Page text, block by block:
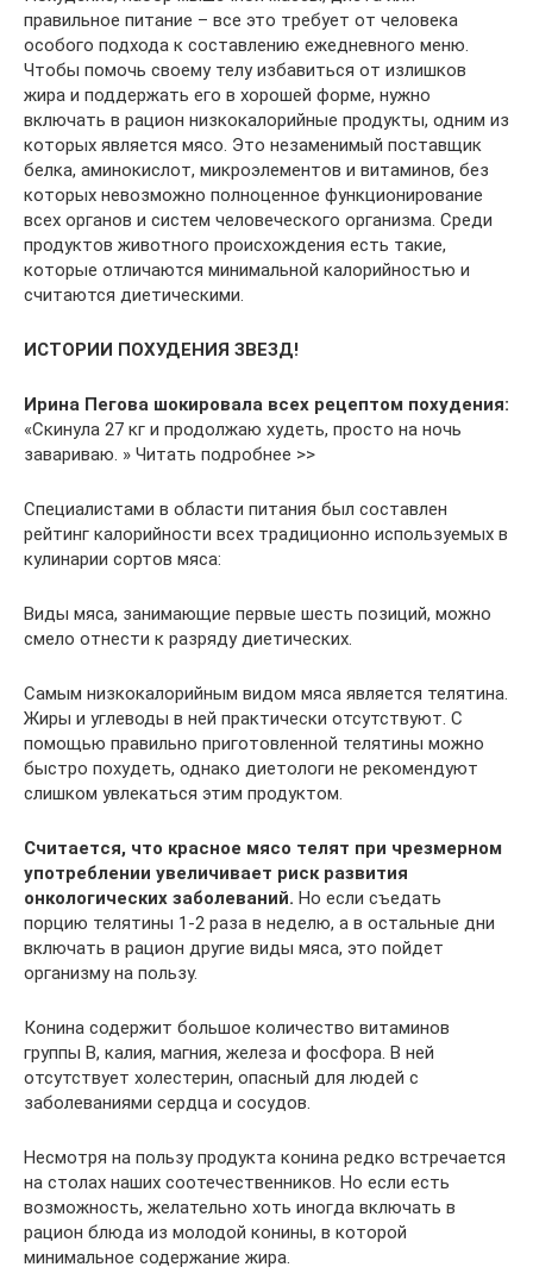
правильное питание – все это требует от человека
особого подхода к составлению ежедневного меню.
Чтобы помочь своему телу избавиться от излишков
жира и поддержать его в хорошей форме, нужно
включать в рацион низкокалорийные продукты, одним из
которых является мясо. Это незаменимый поставщик
белка, аминокислот, микроэлементов и витаминов, без
которых невозможно полноценное функционирование
всех органов и систем человеческого организма. Среди
продуктов животного происхождения есть такие,
которые отличаются минимальной калорийностью и
считаются диетическими.
ИСТОРИИ ПОХУДЕНИЯ ЗВЕЗД!
Ирина Пегова шокировала всех рецептом похудения:
«Скинула 27 кг и продолжаю худеть, просто на ночь
завариваю. » Читать подробнее >>
Специалистами в области питания был составлен
рейтинг калорийности всех традиционно используемых в
кулинарии сортов мяса:
Виды мяса, занимающие первые шесть позиций, можно
смело отнести к разряду диетических.
Самым низкокалорийным видом мяса является телятина.
Жиры и углеводы в ней практически отсутствуют. С
помощью правильно приготовленной телятины можно
быстро похудеть, однако диетологи не рекомендуют
слишком увлекаться этим продуктом.
Считается, что красное мясо телят при чрезмерном
употреблении увеличивает риск развития
онкологических заболеваний. Но если съедать
порцию телятины 1-2 раза в неделю, а в остальные дни
включать в рацион другие виды мяса, это пойдет
организму на пользу.
Конина содержит большое количество витаминов
группы В, калия, магния, железа и фосфора. В ней
отсутствует холестерин, опасный для людей с
заболеваниями сердца и сосудов.
Несмотря на пользу продукта конина редко встречается
на столах наших соотечественников. Но если есть
возможность, желательно хоть иногда включать в
рацион блюда из молодой конины, в которой
минимальное содержание жира.